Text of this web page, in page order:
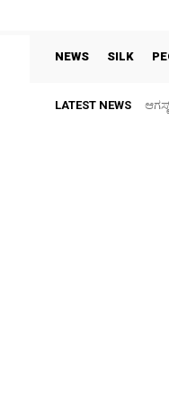
NEWS SILK
LATEST NEWS